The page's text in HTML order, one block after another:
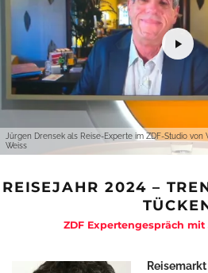
Jürgen Drensek als Reise-Experte im ZDF-Studio
Weiss
REISEJAHR 2024 –
ZDF Expertengespräch